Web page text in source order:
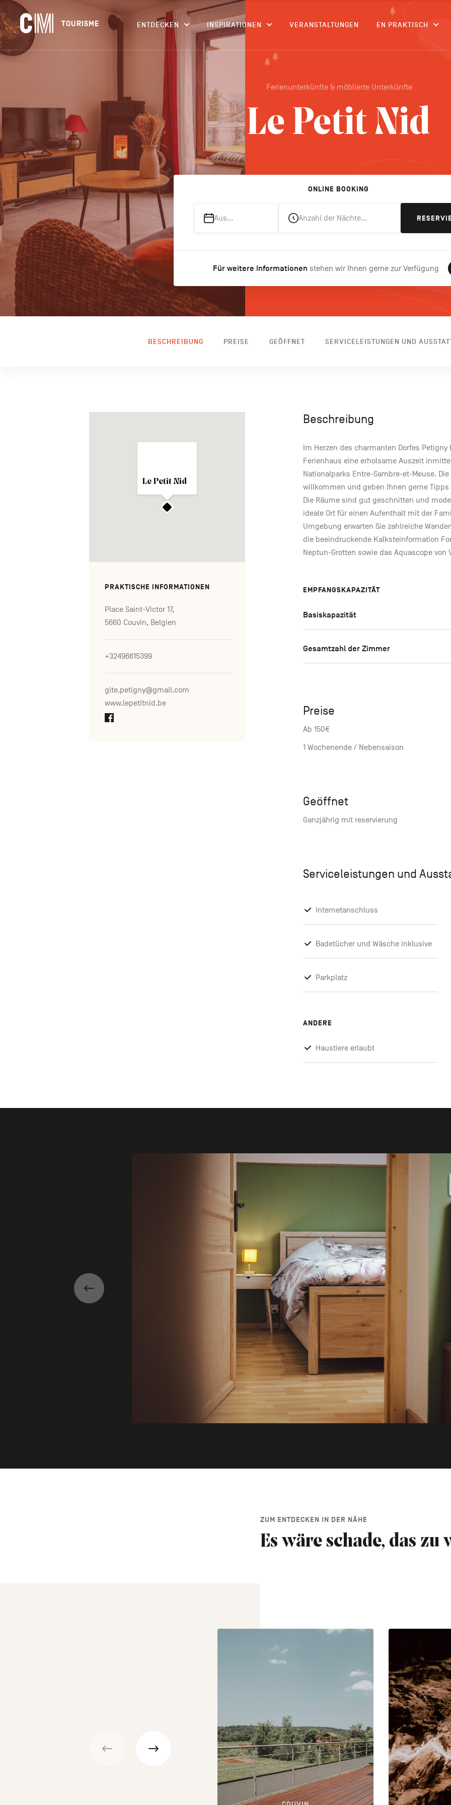
CM
Tourisme
TOURISME
Navigation
ENTDECKEN INSPIRATIONEN VERANSTALTUNGEN EN PRAKTISCH
Ferienunterkünfte & möblierte Unterkünfte
Le Petit Nid
ONLINE BOOKING
Aus… Anzahl der Nächte…
Für weitere Informationen stehen wir Ihnen gerne zur Verfügung
BESCHREIBUNG PREISE GEÖFFNET SERVICELEISTUNGEN UND
Le Petit Nid
PRAKTISCHE INFORMATIONEN
Place Saint-Victor 17,
5660 Couvin, Belgien
+32496615399
gite.petigny@gmail.com
www.lepetitnid.be
Beschreibung
Im Herzen des charmanten Dorfes
Ferienhaus eine erholsame Auszeit
Nationalparks Entre-Sambre-et-Meuse.
willkommen und geben Ihnen gerne
Die Räume sind gut geschnitten und
ideale Ort für einen Aufenthalt mit der
Umgebung erwarten Sie zahlreiche
die beeindruckende Kalksteinformation
Neptun-Grotten sowie das Aquascope von
EMPFANGSKAPAZITÄT
Basiskapazität
Gesamtzahl der Zimmer
Preise
Ab 150€
1 Wochenende / Nebensaison
Geöffnet
Ganzjährig mit reservierung
Serviceleistungen und
Internetanschluss
Badetücher und Wäsche inklusive
Parkplatz
ANDERE
Haustiere erlaubt
Précédent
ZUM ENTDECKEN IN DER NÄHE
Es wäre schade, das zu
Précédent Suivant